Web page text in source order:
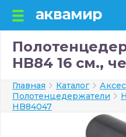
HB84 16 см.,
Главная Каталог
Полотенцедержатели
HB84047